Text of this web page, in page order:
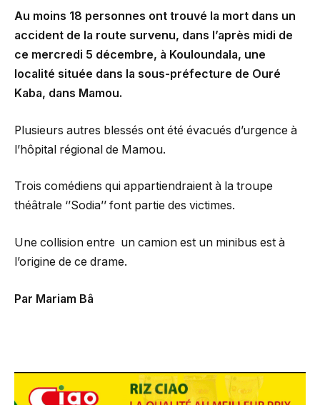
Au moins 18 personnes ont trouvé la mort dans un
accident de la route survenu, dans l’après midi de
ce mercredi 5 décembre, à Kouloundala, une
localité située dans la sous-préfecture de Ouré
Kaba, dans Mamou.
Plusieurs autres blessés ont été évacués d’urgence à
l’hôpital régional de Mamou.
Trois comédiens qui appartiendraient à la troupe
théâtrale ‘’Sodia’’ font partie des victimes.
Une collision entre un camion est un minibus est à
l’origine de ce drame.
Par Mariam Bâ